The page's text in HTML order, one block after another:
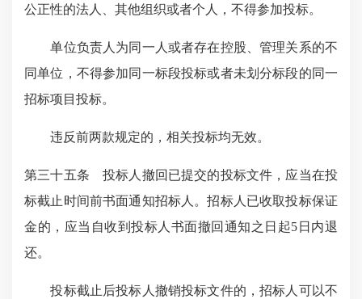
公正性的法人、其他组织或者个人，不得参加投标。
单位负责人为同一人或者存在控股、管理关系的不
同单位，不得参加同一标段投标或者未划分标段的同一
招标项目投标。
违反前两款规定的，相关投标均无效。
第三十五条 投标人撤回已提交的投标文件，应当在投
标截止时间前书面通知招标人。招标人已收取投标保证
金的，应当自收到投标人书面撤回通知之日起5日内退
还。
投标截止后投标人撤销投标文件的，招标人可以不